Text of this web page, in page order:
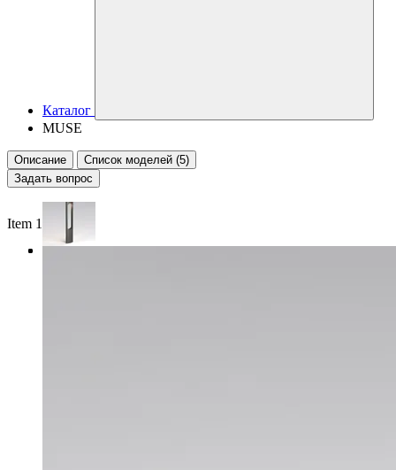
Каталог
MUSE
Описание
Список моделей (5)
Задать вопрос
Item 1 of 3